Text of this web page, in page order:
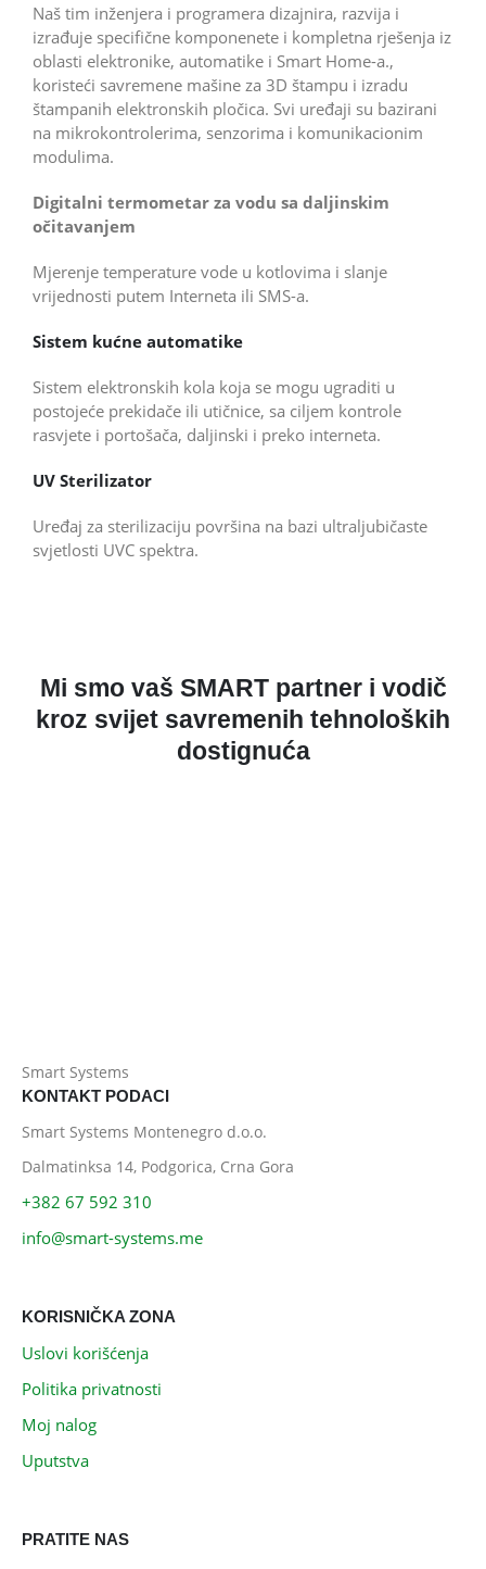
Naš tim inženjera i programera dizajnira, razvija i
izrađuje specifične komponenete i kompletna rješenja iz
oblasti elektronike, automatike i Smart Home-a.,
koristeći savremene mašine za 3D štampu i izradu
štampanih elektronskih pločica. Svi uređaji su bazirani
na mikrokontrolerima, senzorima i komunikacionim
modulima.
Digitalni termometar za vodu sa daljinskim
očitavanjem
Mjerenje temperature vode u kotlovima i slanje
vrijednosti putem Interneta ili SMS-a.
Sistem kućne automatike
Sistem elektronskih kola koja se mogu ugraditi u
postojeće prekidače ili utičnice, sa ciljem kontrole
rasvjete i portošača, daljinski i preko interneta.
UV Sterilizator
Uređaj za sterilizaciju površina na bazi ultraljubičaste
svjetlosti UVC spektra.
Mi smo vaš SMARTpartner i vodič
kroz svijet savremenih tehnoloških
dostignuća
Smart Systems
KONTAKT PODACI
Smart Systems Montenegro d.o.o.
Dalmatinksa 14, Podgorica, Crna Gora
+382 67 592 310
info@smart-systems.me
KORISNIČKA ZONA
Uslovi korišćenja
Politika privatnosti
Moj nalog
Uputstva
PRATITE NAS